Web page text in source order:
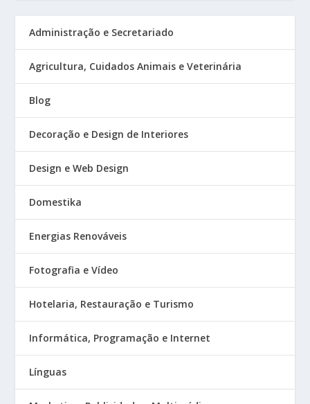
Administração e Secretariado
Agricultura, Cuidados Animais e Veterinária
Blog
Decoração e Design de Interiores
Design e Web Design
Domestika
Energias Renováveis
Fotografia e Vídeo
Hotelaria, Restauração e Turismo
Informática, Programação e Internet
Línguas